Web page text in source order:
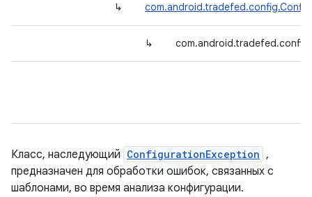
↳
↳
Класс, наследующий ConfigurationException ,
предназначен для обработки ошибок, связанных с
шаблонами, во время анализа конфигурации.